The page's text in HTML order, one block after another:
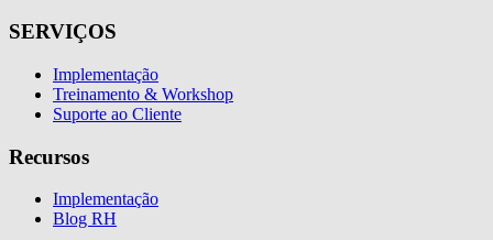
SERVIÇOS
Implementação
Treinamento & Workshop
Suporte ao Cliente
Recursos
Implementação
Blog RH